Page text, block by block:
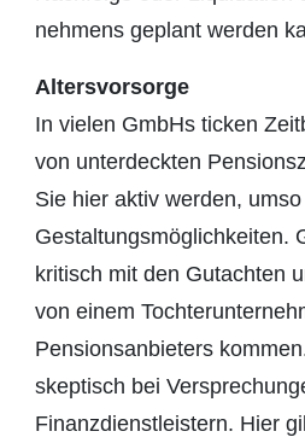
nehmens geplant werden
Altersvorsorge
In vielen GmbHs ticken
von unterdeckten
Sie hier aktiv werden,
Gestaltungsmöglichkeiten.
kritisch mit den Gutachten
von einem
Pensions­anbieters
skeptisch bei
Finanzdienstleistern. Hier